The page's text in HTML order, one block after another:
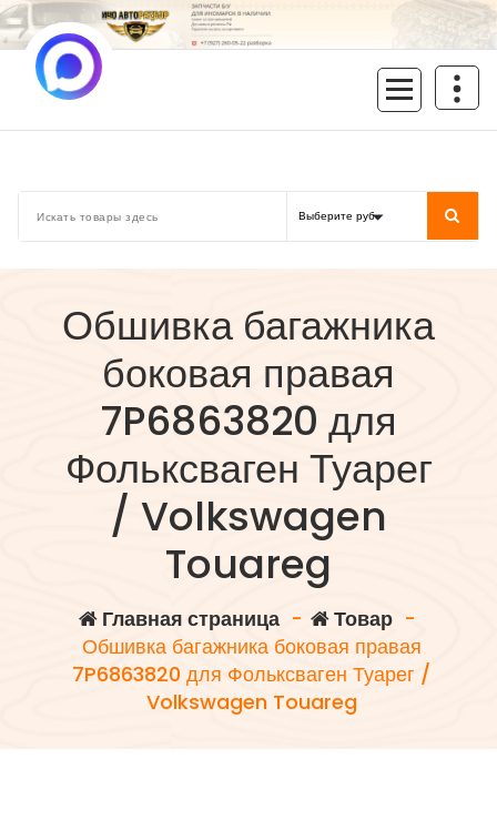
Перейти
к
содержимому
Обшивка багажника
боковая правая
7P6863820 для
Фольксваген Туарег
/ Volkswagen
Touareg
Главная страница- Товар-
Обшивка багажника боковая правая
7P6863820 для Фольксваген Туарег /
Volkswagen Touareg